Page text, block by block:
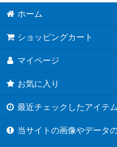
ホーム
ショッピングカート
マイページ
お気に入り
最近チェックしたアイテム
当サイトの画像やデータ